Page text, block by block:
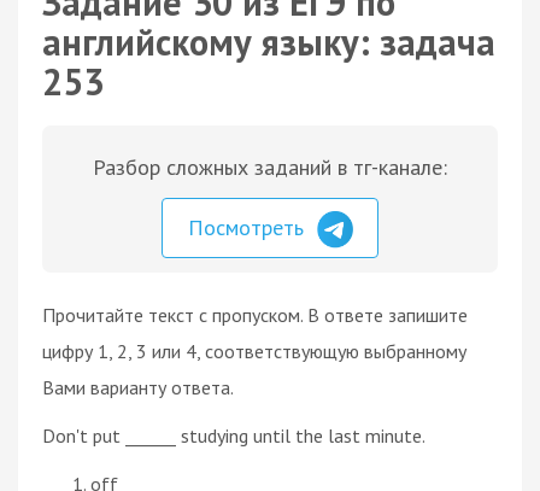
английскому языку: задача
253
Разбор сложных заданий в тг-канале:
Посмотреть
Прочитайте текст с пропуском. В ответе запишите
цифру 1, 2, 3 или 4, соответствующую выбранному
Вами варианту ответа.
Don't put ______ studying until the last minute.
off